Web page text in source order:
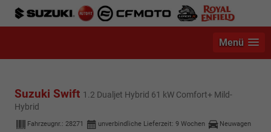
Menü
Suzuki Swift 1.2 Dualjet Hybrid 61 kW Comfort+ Mild-
Hybrid
Fahrzeugnr.: 28271 unverbindliche Lieferzeit: 9 Wochen
Neuwagen